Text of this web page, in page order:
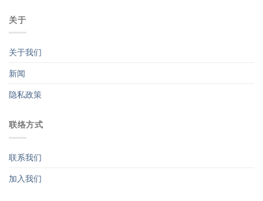
关于
关于我们
新闻
隐私政策
联络方式
联系我们
加入我们